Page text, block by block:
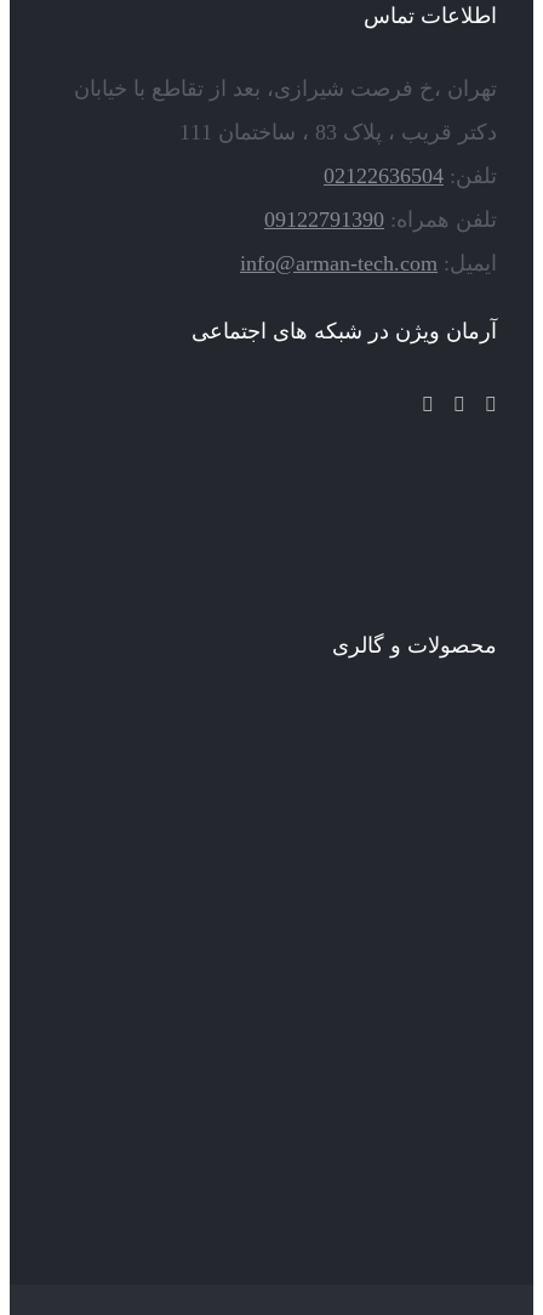
اطلاعات تماس
تهران ،خ فرصت شیرازی، بعد از تقاطع با خیابان
دکتر قریب ، پلاک 83 ، ساختمان 111
تلفن: 02122636504
تلفن همراه: 09122791390
ایمیل: info@arman-tech.com
آرمان ویژن در شبکه های اجتماعی
محصولات و گالری